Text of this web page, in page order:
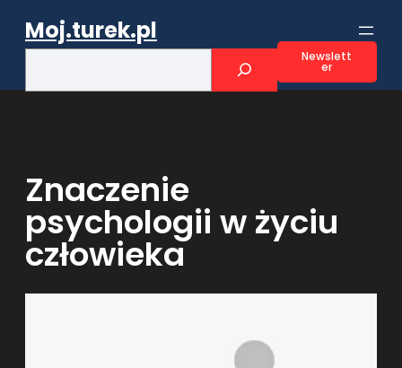
Moj.turek.pl
h
Newslett
er
Znaczenie
psychologii w życiu
człowieka